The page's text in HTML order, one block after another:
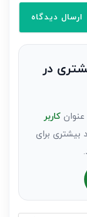
در
عنوانکاربر
برای